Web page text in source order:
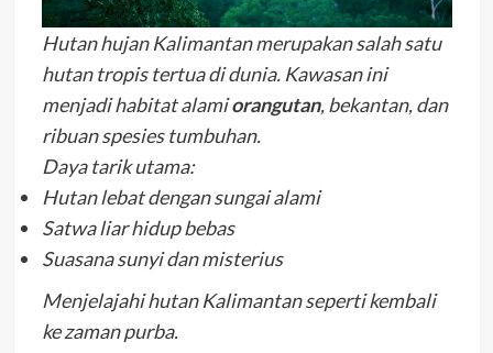
Hutan hujan Kalimantan merupakan salah satu
hutan tropis tertua di dunia. Kawasan ini
menjadi habitat alamiorangutan, bekantan, dan
ribuan spesies tumbuhan.
Daya tarik utama:
Hutan lebat dengan sungai alami
Satwa liar hidup bebas
Suasana sunyi dan misterius
Menjelajahi hutan Kalimantan seperti kembali
ke zaman purba.